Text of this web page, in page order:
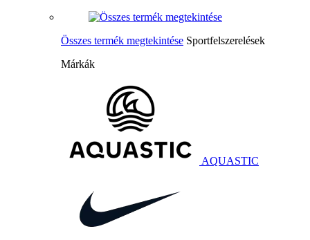
Összes termék megtekintése Sportfelszerelések
Márkák
AQUASTIC